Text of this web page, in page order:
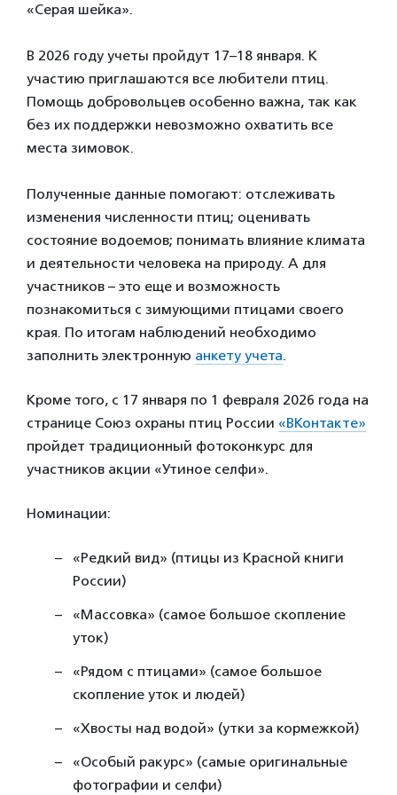
«Серая шейка».
В 2026 году учеты пройдут 17–18 января. К
участию приглашаются все любители птиц.
Помощь добровольцев особенно важна, так как
без их поддержки невозможно охватить все
места зимовок.
Полученные данные помогают: отслеживать
изменения численности птиц; оценивать
состояние водоемов; понимать влияние климата
и деятельности человека на природу. А для
участников – это еще и возможность
познакомиться с зимующими птицами своего
края. По итогам наблюдений необходимо
заполнить электронную анкету учета.
Кроме того, с 17 января по 1 февраля 2026 года на
странице Союз охраны птиц России «ВКонтакте»
пройдет традиционный фотоконкурс для
участников акции «Утиное селфи».
Номинации:
«Редкий вид» (птицы из Красной книги
России)
«Массовка» (самое большое скопление
уток)
«Рядом с птицами» (самое большое
скопление уток и людей)
«Хвосты над водой» (утки за кормежкой)
«Особый ракурс» (самые оригинальные
фотографии и селфи)